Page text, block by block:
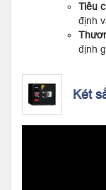
Tiêu
định
định
Két